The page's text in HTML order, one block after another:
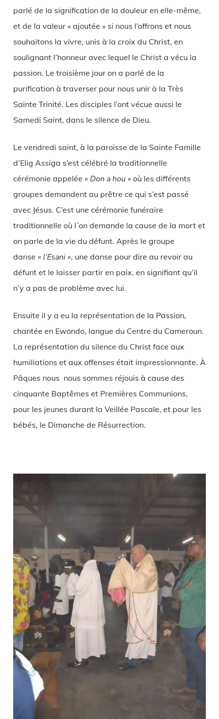
parlé de la signification de la douleur en elle-même,
et de la valeur « ajoutée » si nous l’offrons et nous
souhaitons la vivre, unis à la croix du Christ, en
soulignant l’honneur avec lequel le Christ a vécu la
passion. Le troisième jour on a parlé de la
purification à traverser pour nous unir à la Très
Sainte Trinité. Les disciples l’ont vécue aussi le
Samedi Saint, dans le silence de Dieu.
Le vendredi saint, à la paroisse de la Sainte Famille
d’Elig Assiga s’est célébré la traditionnelle
cérémonie appelée « Don a hou »où les différents
groupes demandent au prêtre ce qui s’est passé
avec Jésus. C’est une cérémonie funéraire
traditionnelle où l´on demande la cause de la mort et
on parle de la vie du défunt. Après le groupe
danse « l’Esani », une danse pour dire au revoir au
défunt et le laisser partir en paix, en signifiant qu’il
n’y a pas de problème avec lui.
Ensuite il y a eu la représentation de la Passion,
chantée en Ewondo, langue du Centre du Cameroun.
La représentation du silence du Christ face aux
humiliations et aux offenses était impressionnante. À
Pâques nous nous sommes réjouis à cause des
cinquante Baptêmes et Premières Communions,
pour les jeunes durant la Veillée Pascale, et pour les
bébés, le Dimanche de Résurrection.